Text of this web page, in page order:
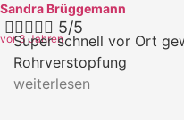
Sandra Brüggemann
vor 3 Jahren
 5/5
Super schnell vor Ort
Rohrverstopfung
weiterlesen